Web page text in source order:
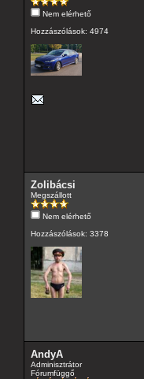
Nem elérhető
Hozzászólások: 4974
Zolibácsi
Megszállott
Nem elérhető
Hozzászólások: 3378
AndyA
Adminisztrátor
Fórumfüggő